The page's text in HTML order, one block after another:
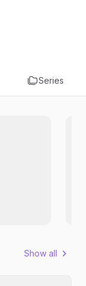
Series
Show all